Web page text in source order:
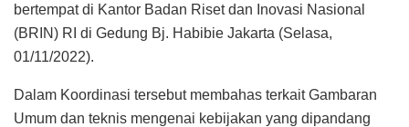
bertempat di Kantor Badan Riset dan Inovasi Nasional
(BRIN) RI di Gedung Bj. Habibie Jakarta (Selasa,
01/11/2022).
Dalam Koordinasi tersebut membahas terkait Gambaran
Umum dan teknis mengenai kebijakan yang dipandang